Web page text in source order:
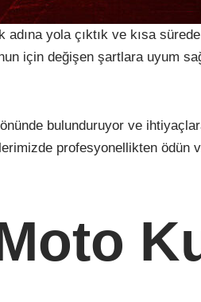
yola çıktık ve kısa
için değişen şartlara uyum
bulunduruyor ve
profesyonellikten